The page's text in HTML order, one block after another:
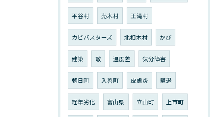
平谷村 売木村 王滝村
カビバスターズ 北相木村 かび
建築 敵 温度差 気分障害
朝日町 入善町 皮膚炎 撃退
経年劣化 富山県 立山町 上市町